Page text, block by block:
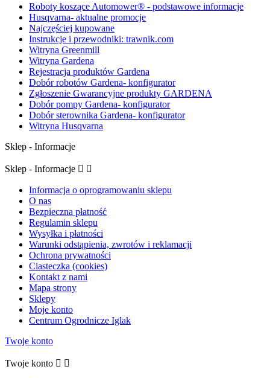
Roboty koszące Automower® - podstawowe informacje
Husqvarna- aktualne promocje
Najczęściej kupowane
Instrukcje i przewodniki: trawnik.com
Witryna Greenmill
Witryna Gardena
Rejestracja produktów Gardena
Dobór robotów Gardena- konfigurator
Zgłoszenie Gwarancyjne produkty GARDENA
Dobór pompy Gardena- konfigurator
Dobór sterownika Gardena- konfigurator
Witryna Husqvarna
Sklep - Informacje
Sklep - Informacje  
Informacja o oprogramowaniu sklepu
O nas
Bezpieczna płatność
Regulamin sklepu
Wysyłka i płatności
Warunki odstąpienia, zwrotów i reklamacji
Ochrona prywatności
Ciasteczka (cookies)
Kontakt z nami
Mapa strony
Sklepy
Moje konto
Centrum Ogrodnicze Iglak
Twoje konto
Twoje konto  